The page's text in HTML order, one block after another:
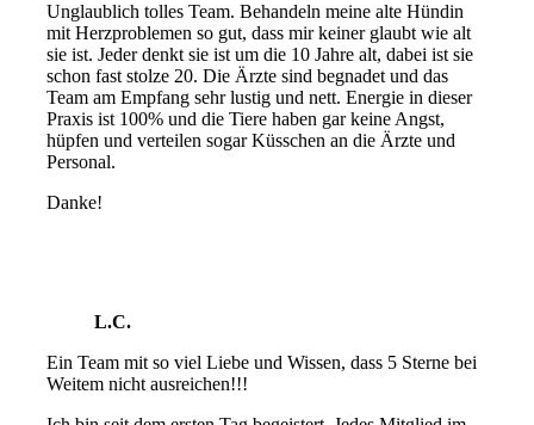
Unglaublich tolles Team. Behandeln meine alte Hündin
mit Herzproblemen so gut, dass mir keiner glaubt wie alt
sie ist. Jeder denkt sie ist um die 10 Jahre alt, dabei ist sie
schon fast stolze 20. Die Ärzte sind begnadet und das
Team am Empfang sehr lustig und nett. Energie in dieser
Praxis ist 100% und die Tiere haben gar keine Angst,
hüpfen und verteilen sogar Küsschen an die Ärzte und
Personal.
Danke!
L.C.
Ein Team mit so viel Liebe und Wissen, dass 5 Sterne bei
Weitem nicht ausreichen!!!